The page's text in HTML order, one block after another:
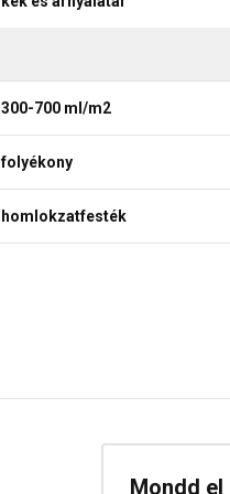
300-700 ml/m2
folyékony
homlokzatfesték
Mondd el